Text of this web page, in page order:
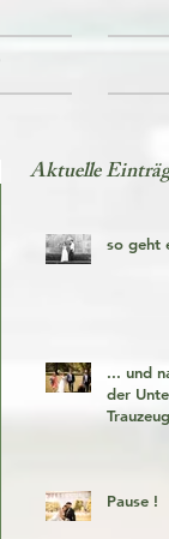
Aktuelle
so geht
... und
der
Pause !